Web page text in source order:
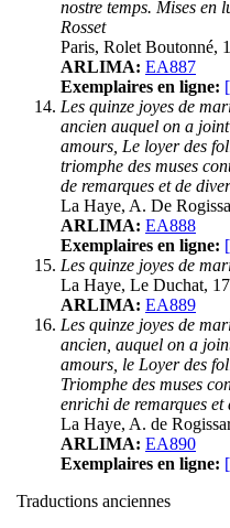
nostre temps. Mises en
Rosset
Paris, Rolet Boutonné,
ARLIMA: EA887
Exemplaires en ligne:
Les quinze joyes de
ancien auquel on a
amours, Le loyer des
triomphe des muses
de remarques et de
La Haye, A. De
ARLIMA: EA888
Exemplaires en ligne:
Les quinze joyes de
La Haye, Le Duchat,
ARLIMA: EA889
Les quinze joyes de
ancien, auquel on a
amours, le Loyer des
Triomphe des muses
enrichi de remarques et
La Haye, A. de
ARLIMA: EA890
Exemplaires en ligne:
Traductions anciennes